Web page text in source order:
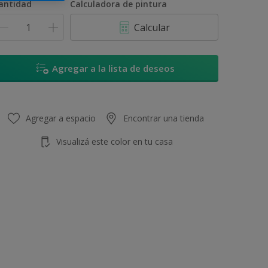
Calculadora de pintura
Calcular
Agregar a la lista de deseos
Agregar a espacio Encontrar una tienda
Visualizá este color en tu casa